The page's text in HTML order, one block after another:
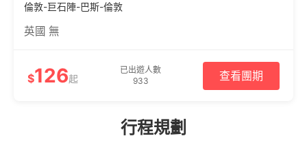
倫敦-巨石陣-巴斯-倫敦
英國 無
$126起
已出遊人數
933
查看團期
行程規劃